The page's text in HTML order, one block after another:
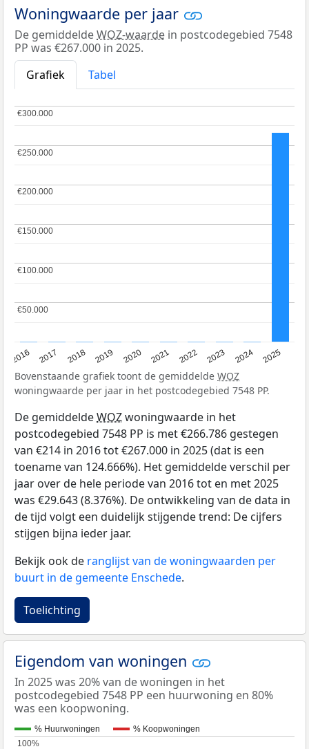
Woningwaarde per jaar
De gemiddeldeWOZ-waarde in postcodegebied 7548
PP was €267.000 in 2025.
Grafiek
Tabel
2016 2017 2018 2019 2020 2021 2022 2023 2024 2025
€50.000
€50.000
€100.000
€100.000
€150.000
€150.000
€200.000
€200.000
€250.000
€250.000
€300.000
€300.000
Bovenstaande grafiek toont de gemiddelde WOZ
woningwaarde per jaar in het postcodegebied 7548 PP.
De gemiddeldeWOZwoningwaarde in het
postcodegebied 7548 PP is met €266.786 gestegen
van €214 in 2016 tot €267.000 in 2025 (dat is een
toename van 124.666%). Het gemiddelde verschil per
jaar over de hele periode van 2016 tot en met 2025
was €29.643 (8.376%). De ontwikkeling van de data in
de tijd volgt een duidelijk stijgende trend: De cijfers
stijgen bijna ieder jaar.
Bekijk ook de ranglijst van de woningwaarden per
buurt in de gemeente Enschede.
Toelichting
Eigendom van woningen
In 2025 was 20% van de woningen in het
postcodegebied 7548 PP een huurwoning en 80%
was een koopwoning.
% Huurwoningen
% Koopwoningen
100%
100%